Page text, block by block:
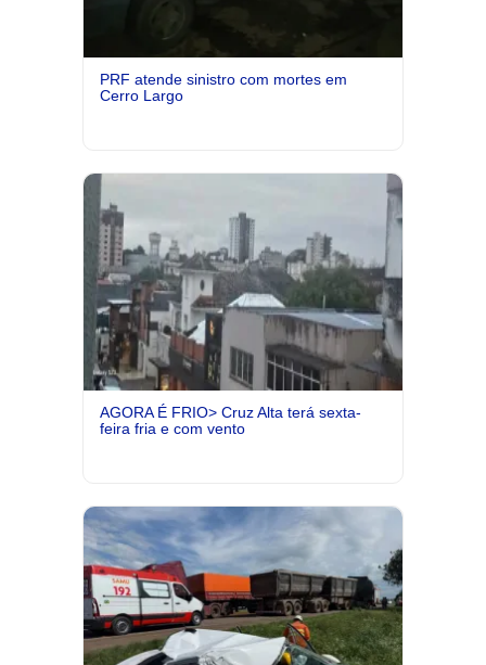
PRF atende sinistro com mortes em
Cerro Largo
AGORA É FRIO> Cruz Alta terá sexta-
feira fria e com vento